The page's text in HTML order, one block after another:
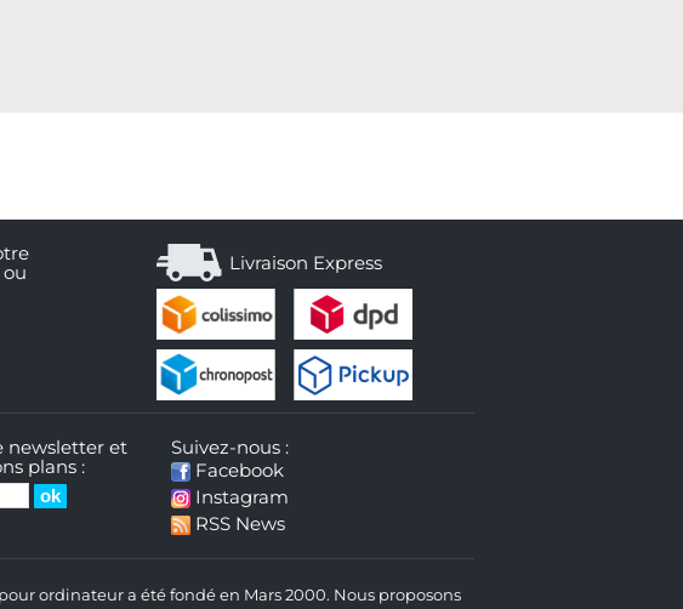
Livraison Express
newsletter et
plans :
Suivez-nous :
Facebook
Instagram
RSS News
ordinateur a été fondé en Mars 2000. Nous proposons